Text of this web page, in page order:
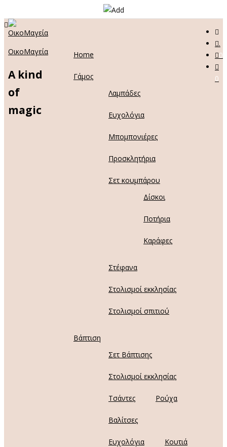
ΟικοΜαγεία
A kind
of
magic
Home
Γάμος
Λαμπάδες
Ευχολόγια
Μπομπονιέρες
Προσκλητήρια
Σετ κουμπάρου
Δίσκοι
Ποτήρια
Καράφες
Στέφανα
Στολισμοί εκκλησίας
Στολισμοί σπιτιού
Βάπτιση
Σετ Βάπτισης
Στολισμοί εκκλησίας
Τσάντες Ρούχα
Βαλίτσες
Ευχολόγια Κουτιά
.
0
0